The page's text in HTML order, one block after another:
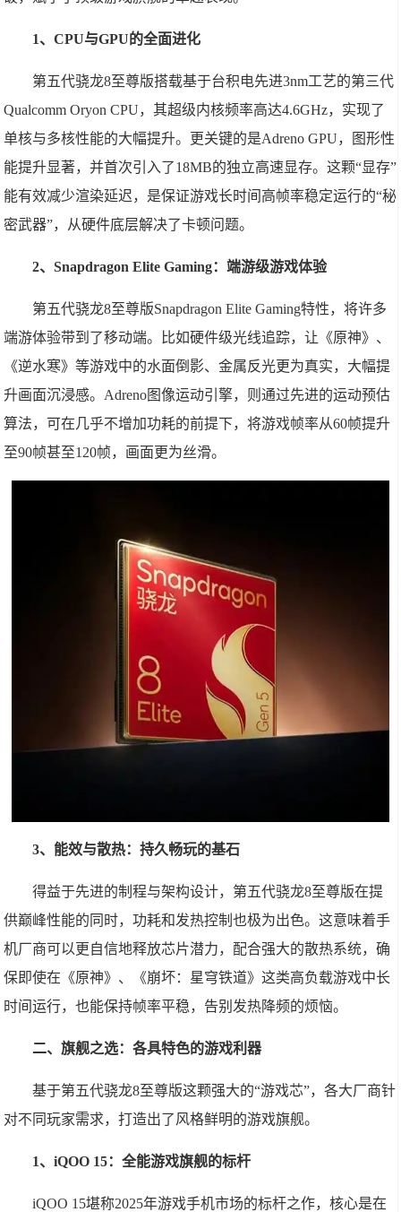
1、CPU与GPU的全面进化
第五代骁龙8至尊版搭载基于台积电先进3nm工艺的第三代
Qualcomm Oryon CPU，其超级内核频率高达4.6GHz，实现了
单核与多核性能的大幅提升。更关键的是Adreno GPU，图形性
能提升显著，并首次引入了18MB的独立高速显存。这颗“显存”
能有效减少渲染延迟，是保证游戏长时间高帧率稳定运行的“秘
密武器”，从硬件底层解决了卡顿问题。
2、Snapdragon Elite Gaming：端游级游戏体验
第五代骁龙8至尊版Snapdragon Elite Gaming特性，将许多
端游体验带到了移动端。比如硬件级光线追踪，让《原神》、
《逆水寒》等游戏中的水面倒影、金属反光更为真实，大幅提
升画面沉浸感。Adreno图像运动引擎，则通过先进的运动预估
算法，可在几乎不增加功耗的前提下，将游戏帧率从60帧提升
至90帧甚至120帧，画面更为丝滑。
3、能效与散热：持久畅玩的基石
得益于先进的制程与架构设计，第五代骁龙8至尊版在提
供巅峰性能的同时，功耗和发热控制也极为出色。这意味着手
机厂商可以更自信地释放芯片潜力，配合强大的散热系统，确
保即使在《原神》、《崩坏：星穹铁道》这类高负载游戏中长
时间运行，也能保持帧率平稳，告别发热降频的烦恼。
二、旗舰之选：各具特色的游戏利器
基于第五代骁龙8至尊版这颗强大的“游戏芯”，各大厂商针
对不同玩家需求，打造出了风格鲜明的游戏旗舰。
1、iQOO 15：全能游戏旗舰的标杆
iQOO 15堪称2025年游戏手机市场的标杆之作，核心是在